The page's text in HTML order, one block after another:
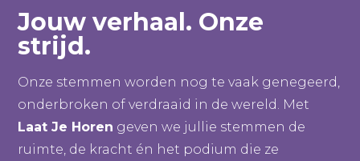
Jouw verhaal. Onze
strijd.
Onze stemmen worden nog te vaak genegeerd,
onderbroken of verdraaid in de wereld. Met
Laat Je Horen geven we jullie stemmen de
ruimte, de kracht én het podium die ze